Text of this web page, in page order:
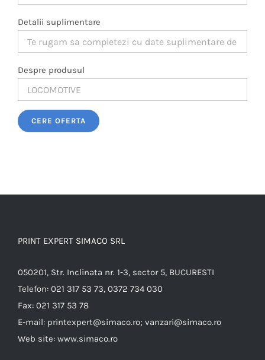
Detalii suplimentare
Despre produsul
Please leave this field empty.
PRINT EXPERT SIMACO SRL
050201, Str. Inclinata nr. 1-3, sector 5, BUCURESTI
Telefon: 021 317 53 73, 0372 734 030
Fax: 021 317 53 78
E-mail: printexpert@simaco.ro; vanzari@simaco.ro
Web site: www.simaco.ro